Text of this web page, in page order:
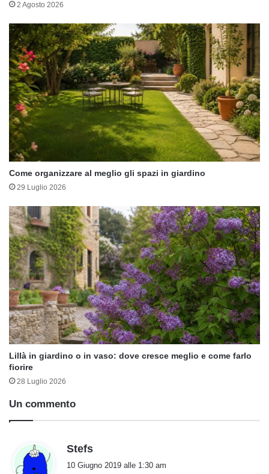
2 Agosto 2026
Come organizzare al meglio gli spazi in giardino
29 Luglio 2026
Lillà in giardino o in vaso: dove cresce meglio e come farlo
fiorire
28 Luglio 2026
Un commento
Stefs
10 Giugno 2019 alle 1:30 am